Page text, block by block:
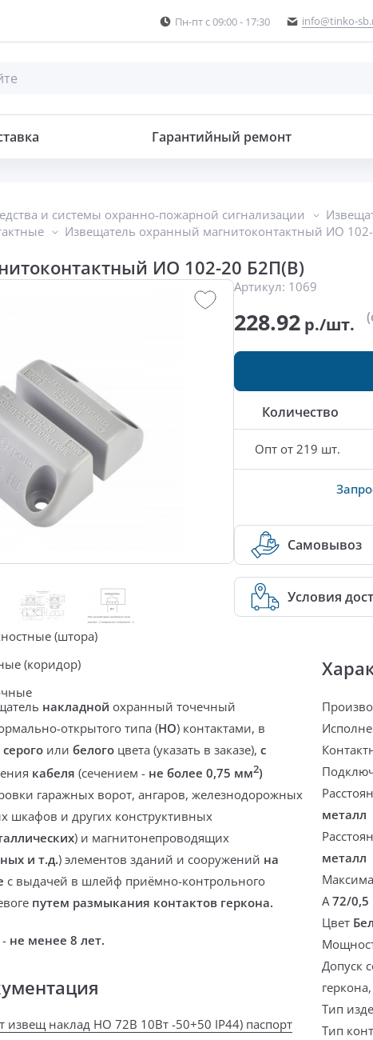
Пн-пт с 09:00 - 17:30 info@tinko-
Гарантийный ремонт
и системы охранно-пожарной сигнализации
Извещатель охранный магнитоконтактный ИО
ИО 102-20 Б2П(В)
Артикул: 1069
228.92 р./шт.
Количество
Опт от 219 шт.
Самовывоз
Условия
металл
металл
А72/0,5
Цвет
Допуск
Тип
Тип
накладной охранный точечный
открытого типа (НО) контактами, в
серого или белого цвета (указать в заказе), с
кабеля (сечением - не более 0,75 мм2)
гаражных ворот, ангаров, железнодорожных
шкафов и других конструктивных
) и магнитонепроводящих
и т.д.) элементов зданий и сооружений на
с выдачей в шлейф приёмно-контрольного
путем размыкания контактов геркона.
не менее 8 лет.
извещ наклад НО 72В 10Вт -50+50 IP44) паспорт
(штора)
(коридор)